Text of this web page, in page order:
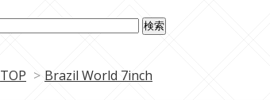
TOP > Brazil World 7inch